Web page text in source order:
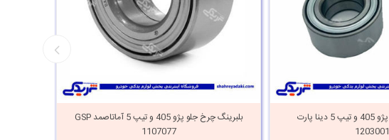
بلبرینگ چرخ جلو پژو 405 و تیپ 5 دینا پارت
1203001
بلبرینگ چرخ جلو پژو 405 و تیپ 5 آماتاصمد GSP
1107077